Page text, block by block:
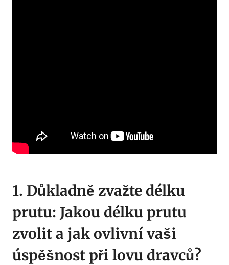
1. Důkladně⁢ zvažte délku
⁣prutu: ⁣Jakou délku prutu
zvolit a⁤ jak ovlivní vaši
úspěšnost při lovu dravců?